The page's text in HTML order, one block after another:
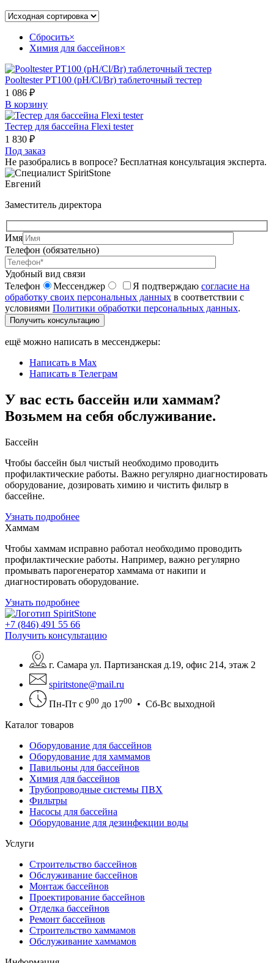
Сбросить×
Химия для бассейнов×
Pooltester PT100 (pH/Cl/Br) таблеточный тестер
1 086 ₽
В корзину
Тестер для бассейна Flexi tester
1 830 ₽
Под заказ
Не разобрались в вопросе? Бесплатная консультация эксперта.
Евгений
Заместитель директора
Имя
Телефон (обязательно)
Удобный вид связи
Телефон
Мессенджер Я подтверждаю согласие на
обработку своих персональных данных в соответствии с
условиями Политики обработки персональных данных.
Получить консультацию
ещё можно написать в мессенджеры:
Написать в Max
Написать в Телеграм
У вас есть бассейн или хаммам?
Возьмем на себя обслуживание.
Бассейн
Чтобы бассейн был чистый необходимо проводить
профилактические работы. Важно регулярно диагностировать
оборудование, дозировать химию и чистить фильтр в
бассейне.
Узнать подробнее
Хаммам
Чтобы хаммам исправно работал необходимо проводить
профилактические работы. Например, важно регулярно
промывать парогенератор хаммама от накипи и
диагностировать оборудование.
Узнать подробнее
+7 (846) 491 55 66
Получить консультацию
г. Самара ул. Партизанская д.19, офис 214, этаж 2
spiritstone@mail.ru
Пн-Пт с 900 до 1700
• Сб-Вс выходной
Каталог товаров
Оборудование для бассейнов
Оборудование для хаммамов
Павильоны для бассейнов
Химия для бассейнов
Трубопроводные системы ПВХ
Фильтры
Насосы для бассейна
Оборудование для дезинфекции воды
Услуги
Строительство бассейнов
Обслуживание бассейнов
Монтаж бассейнов
Проектирование бассейнов
Отделка бассейнов
Ремонт бассейнов
Строительство хаммамов
Обслуживание хаммамов